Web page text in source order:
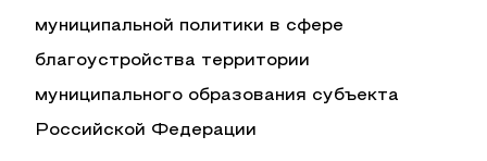
муниципальной политики в сфере
благоустройства территории
муниципального образования субъекта
Российской Федерации